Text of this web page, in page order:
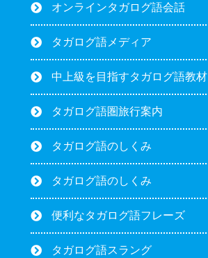
オンラインタガログ語会話
タガログ語メディア
中上級を目指すタガログ語教材
タガログ語圏旅行案内
タガログ語のしくみ
タガログ語のしくみ
便利なタガログ語フレーズ
タガログ語スラング